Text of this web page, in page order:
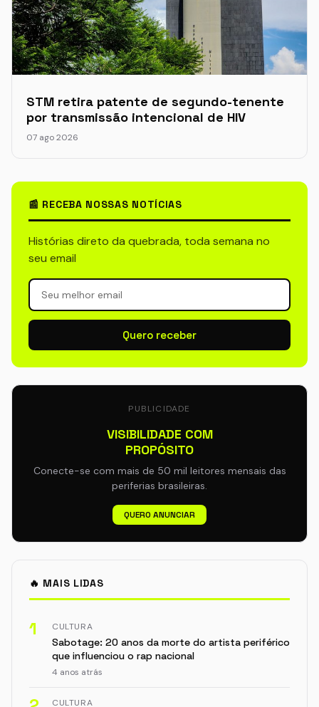
STM retira patente de segundo-tenente
por transmissão intencional de HIV
07 ago 2026
📰 RECEBA NOSSAS NOTÍCIAS
Histórias direto da quebrada, toda semana no
seu email
Quero receber
PUBLICIDADE
VISIBILIDADE COM
PROPÓSITO
Conecte-se com mais de 50 mil leitores mensais das
periferias brasileiras.
QUERO ANUNCIAR
🔥 MAIS LIDAS
1 CULTURA
Sabotage: 20 anos da morte do artista periférico
que influenciou o rap nacional
4 anos atrás
CULTURA